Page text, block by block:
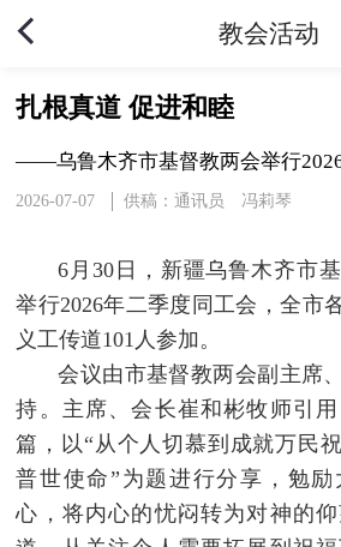
教会活动
扎根真道 促进和睦
——乌鲁木齐市基督教两会举行
2026-07-07 供稿：通讯员 冯莉琴
6月30日，新疆乌鲁木齐市
举行2026年二季度同工会，全市
义工传道101人参加。
会议由市基督教两会副主席
持。主席、会长崔和彬牧师引
篇，以“从个人切慕到成就万民
普世使命”为题进行分享，勉
心，将内心的忧闷转为对神的